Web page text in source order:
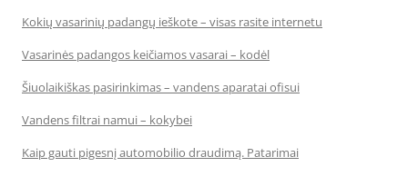
Kokių vasarinių padangų ieškote – visas rasite internetu
Vasarinės padangos keičiamos vasarai – kodėl
Šiuolaikiškas pasirinkimas – vandens aparatai ofisui
Vandens filtrai namui – kokybei
Kaip gauti pigesnį automobilio draudimą. Patarimai